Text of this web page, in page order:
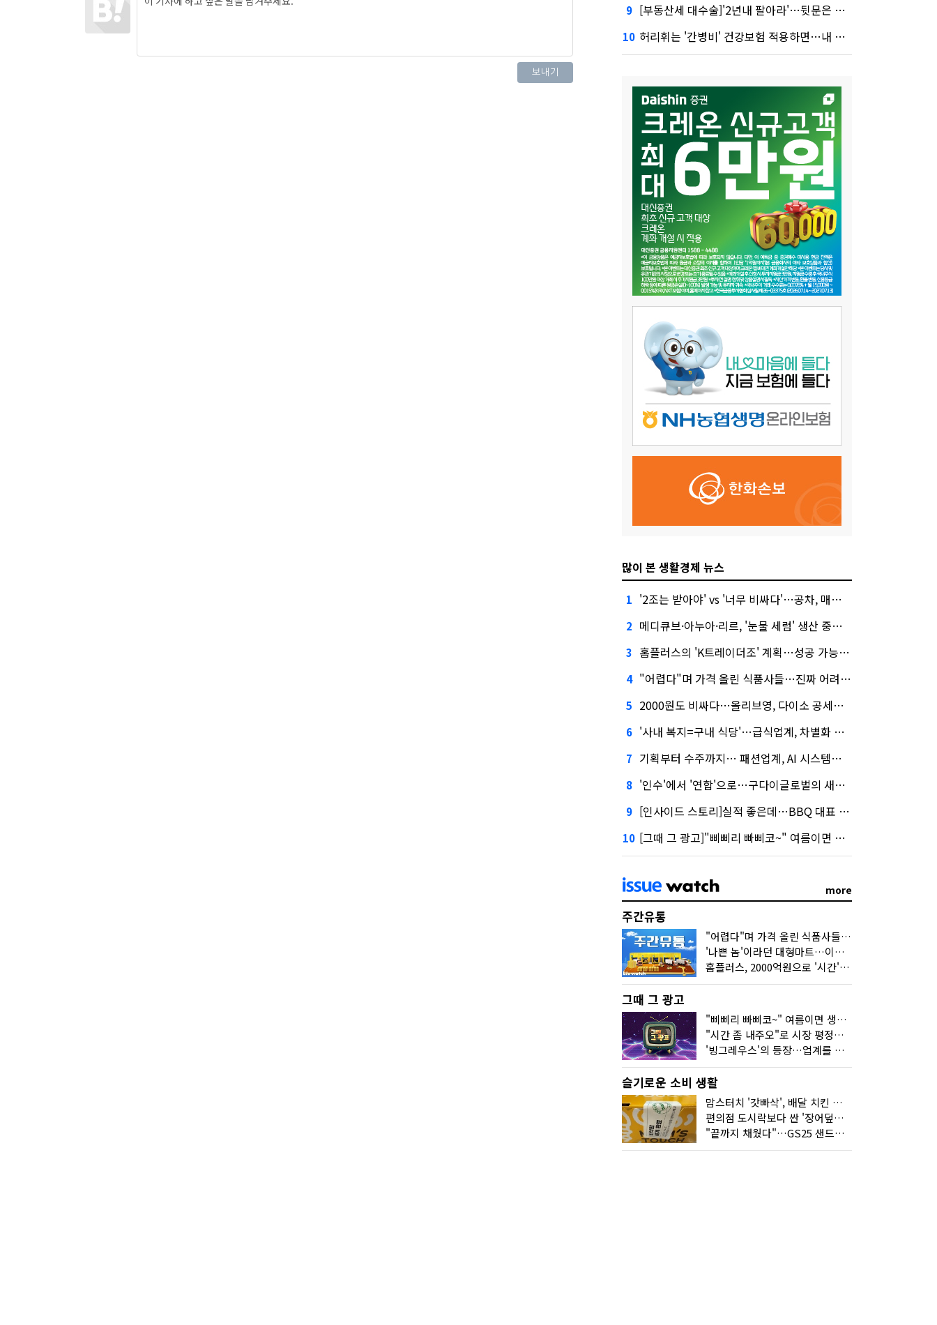
9 [부동산세 대수술]'2년내 팔아라'…뒷문은 열었다
10 허리휘는 '간병비' 건강보험 적용하면…내 간병보험은?
많이 본 생활경제 뉴스
1 '2조는 받아야' vs '너무 비싸다'…공차, 매각 성공할까
2 메디큐브·아누아·리르, '눈물 세럼' 생산 중단한다
3 홈플러스의 'K트레이더조' 계획…성공 가능성은 '글쎄'
4 "어렵다"며 가격 올린 식품사들…진짜 어려운 거 맞아?
5 2000원도 비싸다…올리브영, 다이소 공세에 '가성비'로 맞불
6 '사내 복지=구내 식당'…급식업계, 차별화 경쟁 본격화
7 기획부터 수주까지… 패션업계, AI 시스템화 박차
8 '인수'에서 '연합'으로…구다이글로벌의 새로운 투자법
9 [인사이드 스토리]실적 좋은데…BBQ 대표 '파리목숨'된 이유
10 [그때 그 광고]"삐삐리 빠삐코~" 여름이면 생각나는 그 노래
more
주간유통
"어렵다"며 가격 올린 식품사들…진짜 어려운 거 맞아?
'나쁜 놈'이라던 대형마트…이젠 '불쌍한 놈' 됐다
홈플러스, 2000억원으로 '시간'을 샀다
그때 그 광고
"삐삐리 빠삐코~" 여름이면 생각나는 그 노래
"시간 좀 내주오"로 시장 평정한 하이마트
'빙그레우스'의 등장…업계를 흔든 '세계관' 마케팅
슬기로운 소비 생활
맘스터치 '갓빠삭', 배달 치킨 선입견을 바꿨다
편의점 도시락보다 싼 '장어덮밥'…오뚜기가 해냈다
"끝까지 채웠다"…GS25 샌드위치의 달라진 '속'사정